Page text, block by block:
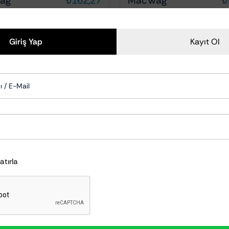
EkleGiriş Yap Kayıt Ol